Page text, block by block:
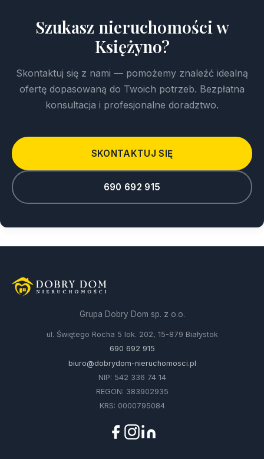
Szukasz nieruchomości w
Księżyno?
Skontaktuj się z nami — pomożemy znaleźć idealną
ofertę dopasowaną do Twoich potrzeb. Bezpłatna
konsultacja i profesjonalne doradztwo.
SKONTAKTUJ SIĘ
690 692 915
Grupa Dobry Dom sp. z o.o.
ul. Świętego Rocha 5 lok. 202, 15-879 Białystok
690 692 915
biuro@dobrydom-nieruchomosci.pl
NIP: 542 336 74 14
REGON: 383902935
KRS: 0000795084